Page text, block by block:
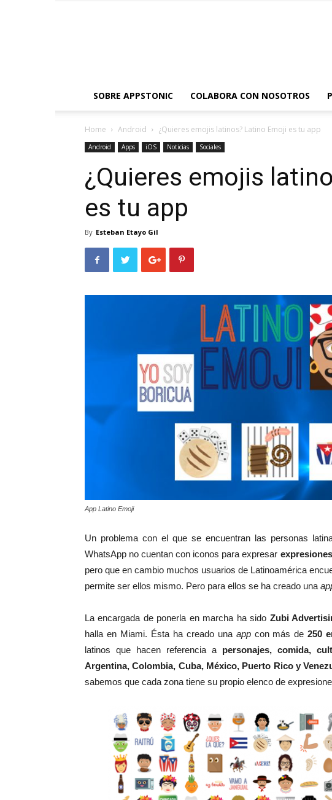
SOBRE APPSTONIC COLABORA CON NOSOTROS
Home Android ¿Quieres emojis latinos? Latino Emoji es tu app
Android Apps iOS Noticias Sociales
¿Quieres emojis
es tu app
By Esteban Etayo Gil
App Latino Emoji
Un problema con el que se encuentran las personas
WhatsApp no cuentan con iconos para expresar
pero que en cambio muchos usuarios de Latinoamérica
permite ser ellos mismo. Pero para ellos se ha creado una
La encargada de ponerla en marcha ha sido Zubi
halla en Miami. Ésta ha creado unaappcon más de250
latinos que hacen referencia a personajes, comida,
Argentina, Colombia, Cuba, México, Puerto Rico y
sabemos que cada zona tiene su propio elenco de